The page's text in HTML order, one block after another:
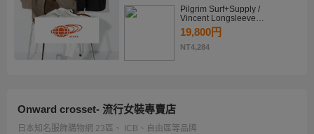
Pilgrim Surf+Supply /
Vincent Longsleeve
Shirt
19,800円
NT4,284
Onward crosset- 流行女裝專賣店
日本知名服飾購物網 23區、 ICB、自由區等品牌